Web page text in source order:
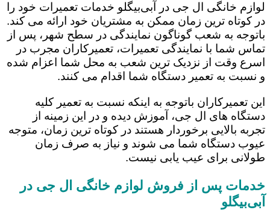
لوازم خانگی ال جی در آبی‌بیگلو خدمات تعمیرات خود را
در کوتاه ترین زمان ممکن به مشتریان خود ارائه می کند.
باتوجه به شعب گوناگون نمایندگی در سطح شهر، پس از
تماس شما با نمایندگی تعمیرات، تعمیرکاران مجرب در
اسرع وقت از نزدیک ترین شعب به محل شما اعزام شده
و نسبت به تعمیر دستگاه شما اقدام می کنند.
این تعمیرکاران باتوجه به اینکه نسبت به تعمیر کلیه
دستگاه های ال جی، آموزش دیده و در این زمینه از
تجربه بالایی برخوردار هستند در کوتاه ترین زمان، متوجه
عیوب دستگاه شما می شوند و نیاز به صرف زمان
طولانی برای عیب یابی نیست.
خدمات پس از فروش لوازم خانگی ال جی در
آبی‌بیگلو